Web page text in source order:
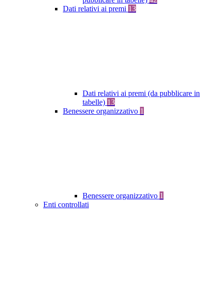
Dati relativi ai premi 13
Dati relativi ai premi (da pubblicare in
tabelle) 13
Benessere organizzativo 1
Benessere organizzativo 1
Enti controllati